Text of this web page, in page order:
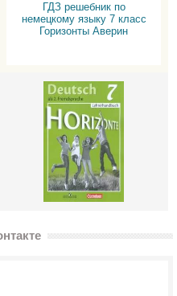
ГДЗ решебник по
немецкому языку 7 класс
Горизонты Аверин